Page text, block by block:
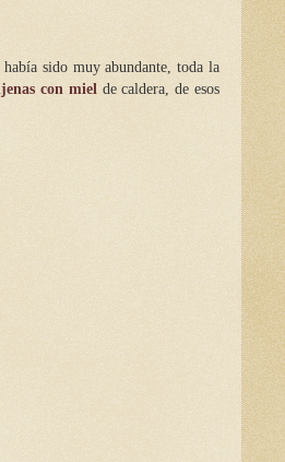
había sido muy abundante, toda la
con mielde caldera, de esos